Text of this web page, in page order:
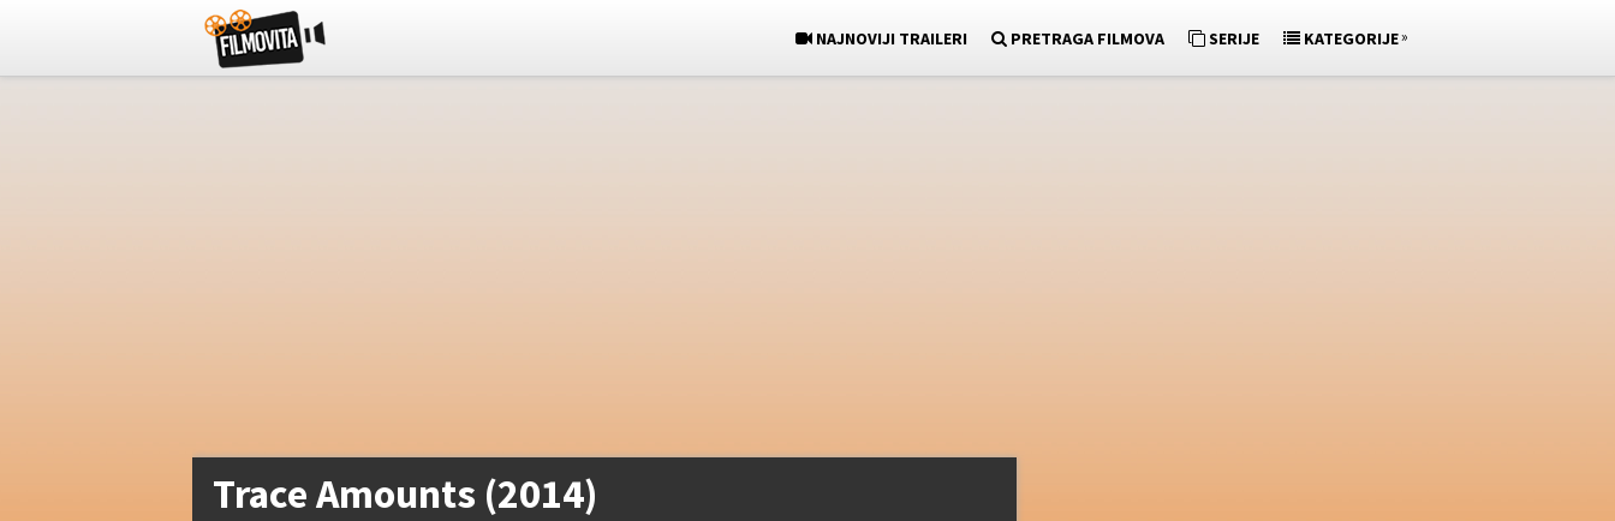
NAJNOVIJI TRAILERI PRETRAGA FILMOVA SERIJE KATEGORIJE»
Trace Amounts (2014)